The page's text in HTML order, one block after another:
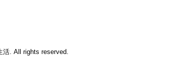
活. All rights reserved.